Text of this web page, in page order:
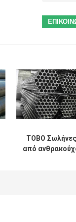
TOBO Σωλήνες
από